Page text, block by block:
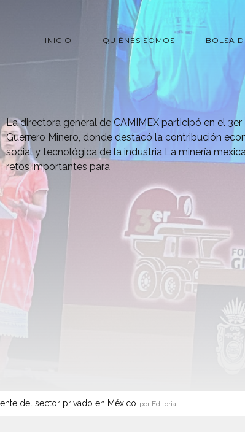
INICIO QUIÉNES SOMOS BOLSA
La directora general de CAMIMEX participó en el 3er
Guerrero Minero, donde destacó la contribución
social y tecnológica de la industria La minería
retos importantes para
del sector privado en México por Editorial